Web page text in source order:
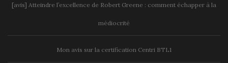
[avis] Atteindre l’excellence de Robert Greene : comment échapper à la
médiocrité
Mon avis sur la certification Centri BTL1